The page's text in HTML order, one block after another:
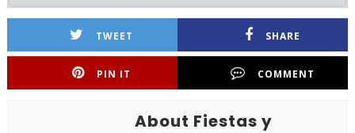
TWEET SHARE
PIN IT COMMENT
About Fiestas y